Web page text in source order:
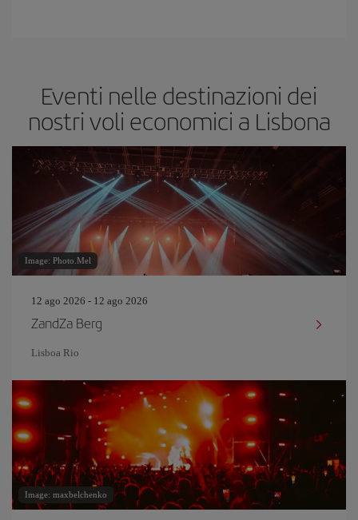
Eventi nelle destinazioni dei
nostri voli economici a Lisbona
Image: Photo.Mel
12 ago 2026 - 12 ago 2026
ZandZa Berg
Lisboa Rio
Image: maxbelchenko